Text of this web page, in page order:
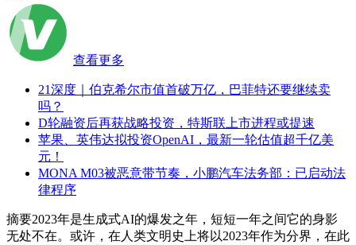
查看更多
21深度｜伯克希尔市值首破万亿，巴菲特还要继续卖
吗？
D轮融资后再获战略投资，特斯联上市进程或提速
苹果、英伟达拟投资OpenAI，最新一轮估值超千亿美
元！
MONA M03被恶意带节奏，小鹏汽车法务部：已启动法
律程序
摘要2023年是生成式AI的爆发之年，短短一年之间它的身影
无处不在。或许，在人类文明史上将以2023年作为分界，在此